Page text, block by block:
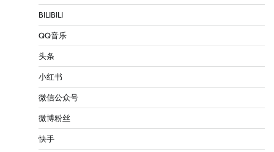
BILIBILI
QQ音乐
头条
小红书
微信公众号
微博粉丝
快手